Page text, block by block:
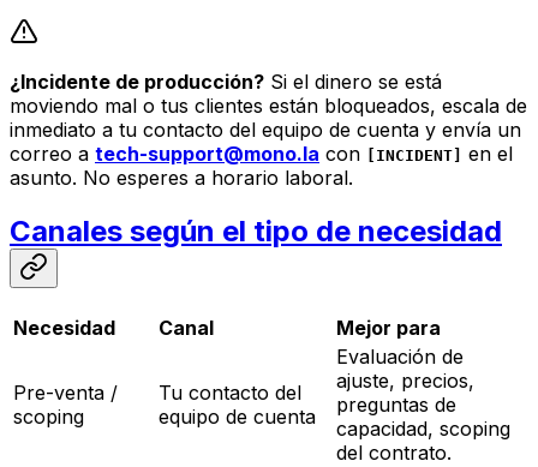
¿Incidente de producción? Si el dinero se está
moviendo mal o tus clientes están bloqueados, escala de
inmediato a tu contacto del equipo de cuenta y envía un
correo a tech-support@mono.la con [INCIDENT]
en el
asunto. No esperes a horario laboral.
Canales según el tipo de necesidad
Necesidad Canal Mejor para
Pre-venta /
scoping
Tu contacto del
equipo de cuenta
Evaluación de
ajuste, precios,
preguntas de
capacidad, scoping
del contrato.